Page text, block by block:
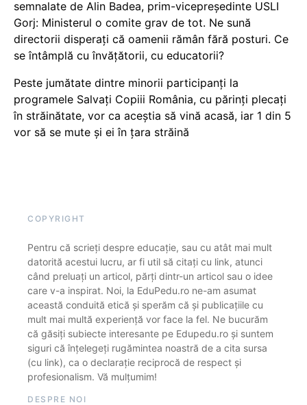
semnalate de Alin Badea, prim-vicepreședinte USLI
Gorj: Ministerul o comite grav de tot. Ne sună
directorii disperați că oamenii rămân fără posturi. Ce
se întâmplă cu învățătorii, cu educatorii?
Peste jumătate dintre minorii participanți la
programele Salvați Copiii România, cu părinți plecați
în străinătate, vor ca aceștia să vină acasă, iar 1 din 5
vor să se mute și ei în țara străină
COPYRIGHT
Pentru că scrieți despre educație, sau cu atât mai mult
datorită acestui lucru, ar fi util să citați cu link, atunci
când preluați un articol, părți dintr-un articol sau o idee
care v-a inspirat. Noi, la EduPedu.ro ne-am asumat
această conduită etică și sperăm că și publicațiile cu
mult mai multă experiență vor face la fel. Ne bucurăm
că găsiți subiecte interesante pe Edupedu.ro și suntem
siguri că înțelegeți rugămintea noastră de a cita sursa
(cu link), ca o declarație reciprocă de respect și
profesionalism. Vă mulțumim!
DESPRE NOI